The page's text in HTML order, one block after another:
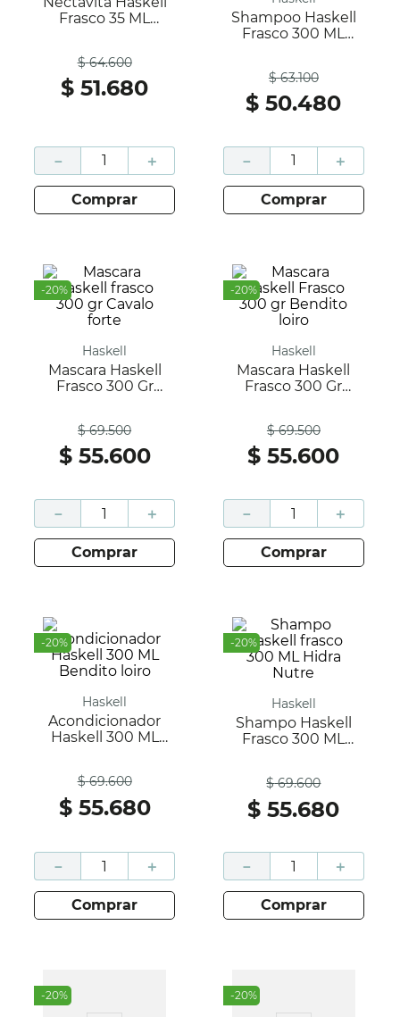
Frasco 35 ML
$ 64.600
$ 51.680
＋
－
comprar
Shampoo Haskell
Frasco 300 ML
$ 63.100
$ 50.480
＋
－
comprar
-20%
Haskell
Mascara Haskell
Frasco 300 Gr
$ 69.500
$ 55.600
＋
－
comprar
-20%
Haskell
Mascara Haskell
Frasco 300 Gr
$ 69.500
$ 55.600
＋
－
comprar
-20%
Haskell
Acondicionador
Haskell 300 ML
$ 69.600
$ 55.680
＋
－
comprar
-20%
Haskell
Shampo Haskell
Frasco 300 ML
$ 69.600
$ 55.680
＋
－
comprar
-20% -20%